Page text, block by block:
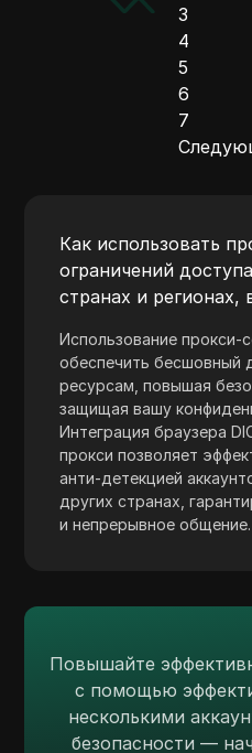
YouTube Premium
3
4
5
6
7
Как использовать
ограничений
странах и регионах,
Использование прокси-
обеспечить бесшовный
ресурсам, повышая
защищая вашу
Интеграция браузера
прокси позволяет
анти-детекцией
других странах,
и непрерывное общение.
Повышайте
с помощью
несколькими
безопасности —